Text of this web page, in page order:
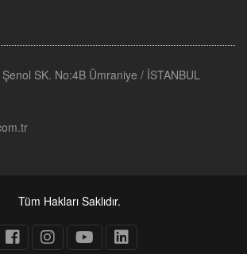
SK. No:4B Ümraniye / İSTANBUL
Tüm Hakları Saklıdır.